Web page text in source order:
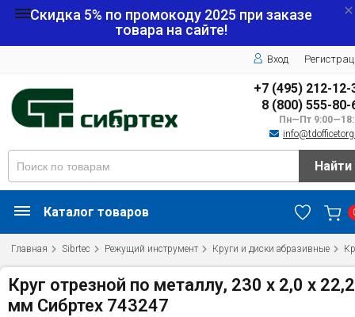
Скидка 5% по промокоду 2025 при заказе
товара на сайте!
Вход
+7 (495) 212-12-
8 (800) 555-80-
Пн—Пт
Найти
Каталог товаров
Главная Sibrtec Режущий инструмент Круги и диски абразивные
Круг отрезной по металлу, 230 х 2,0 х 22,2
мм Сибртех 743247